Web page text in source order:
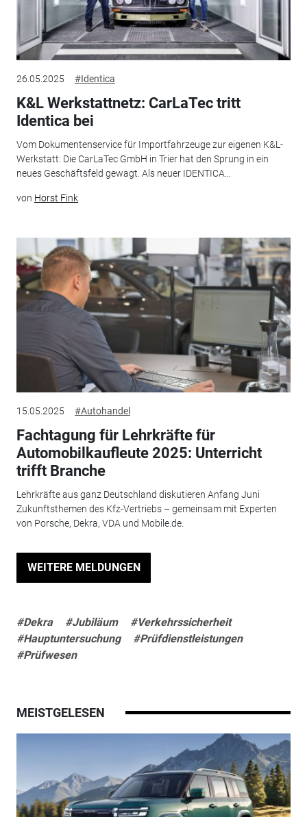
26.05.2025 #Identica
K&L Werkstattnetz: CarLaTec tritt
Identica bei
Vom Dokumentenservice für Importfahrzeuge zur eigenen K&L-
Werkstatt: Die CarLaTec GmbH in Trier hat den Sprung in ein
neues Geschäftsfeld gewagt. Als neuer IDENTICA...
von Horst Fink
15.05.2025 #Autohandel
Fachtagung für Lehrkräfte für
Automobilkaufleute 2025: Unterricht
trifft Branche
Lehrkräfte aus ganz Deutschland diskutieren Anfang Juni
Zukunftsthemen des Kfz-Vertriebs – gemeinsam mit Experten
von Porsche, Dekra, VDA und Mobile.de.
WEITERE MELDUNGEN
#Dekra #Jubiläum
#Verkehrssicherheit
#Hauptuntersuchung
#Prüfdienstleistungen
#Prüfwesen
MEISTGELESEN